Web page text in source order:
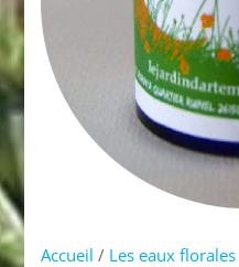
Accueil / Les eaux florales